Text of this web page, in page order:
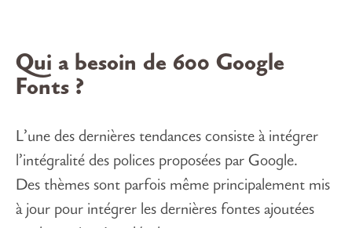
Qui a besoin de 600 Google
Fonts ?
L’une des dernières tendances consiste à intégrer
l’intégralité des polices proposées par Google.
Des thèmes sont parfois même principalement mis
à jour pour intégrer les dernières fontes ajoutées